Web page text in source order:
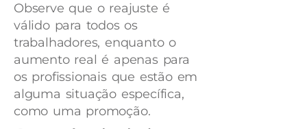
Observe que o reajuste é
válido para todos os
trabalhadores, enquanto o
aumento real é apenas para
os profissionais que estão em
alguma situação específica,
como uma promoção.